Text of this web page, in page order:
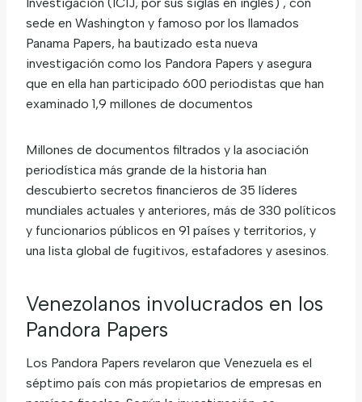
sede en Washington y famoso por los llamados
Panama Papers, ha bautizado esta nueva
investigación como los Pandora Papers y asegura
que en ella han participado 600 periodistas que han
examinado 1,9 millones de documentos
Millones de documentos filtrados y la asociación
periodística más grande de la historia han
descubierto secretos financieros de 35 líderes
mundiales actuales y anteriores, más de 330 políticos
y funcionarios públicos en 91 países y territorios, y
una lista global de fugitivos, estafadores y asesinos.
Venezolanos involucrados en los
Pandora Papers
Los Pandora Papers revelaron que Venezuela es el
séptimo país con más propietarios de empresas en